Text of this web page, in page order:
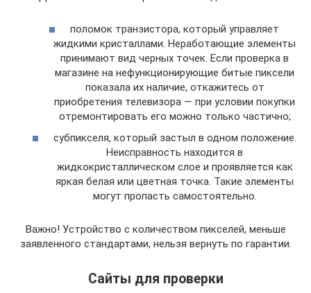
поломок транзистора, который управляет
жидкими кристаллами. Неработающие элементы
принимают вид черных точек. Если проверка в
магазине на нефункционирующие битые пиксели
показала их наличие, откажитесь от
приобретения телевизора — при условии покупки
отремонтировать его можно только частично;
субпикселя, который застыл в одном положение.
Неисправность находится в
жидкокристаллическом слое и проявляется как
яркая белая или цветная точка. Такие элементы
могут пропасть самостоятельно.
Важно! Устройство с количеством пикселей, меньше
заявленного стандартами, нельзя вернуть по гарантии.
Сайты для проверки